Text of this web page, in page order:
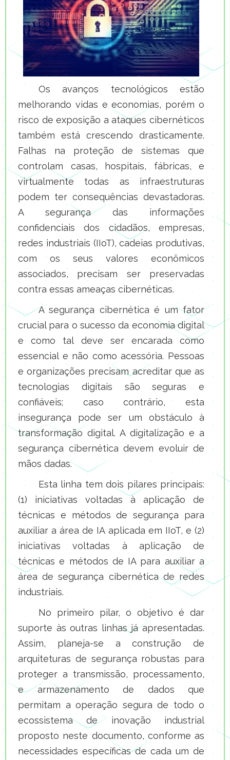
Os avanços tecnológicos estão
melhorando vidas e economias, porém o
risco de exposição a ataques cibernéticos
também está crescendo drasticamente.
Falhas na proteção de sistemas que
controlam casas, hospitais, fábricas, e
virtualmente todas as infraestruturas
podem ter consequências devastadoras.
A segurança das informações
confidenciais dos cidadãos, empresas,
redes industriais (IIoT), cadeias produtivas,
com os seus valores econômicos
associados, precisam ser preservadas
contra essas ameaças cibernéticas.
A segurança cibernética é um fator
crucial para o sucesso da economia digital
e como tal deve ser encarada como
essencial e não como acessória. Pessoas
e organizações precisam acreditar que as
tecnologias digitais são seguras e
confiáveis; caso contrário, esta
insegurança pode ser um obstáculo à
transformação digital. A digitalização e a
segurança cibernética devem evoluir de
mãos dadas.
Esta linha tem dois pilares principais:
(1) iniciativas voltadas à aplicação de
técnicas e métodos de segurança para
auxiliar a área de IA aplicada em IIoT, e (2)
iniciativas voltadas à aplicação de
técnicas e métodos de IA para auxiliar a
área de segurança cibernética de redes
industriais.
No primeiro pilar, o objetivo é dar
suporte às outras linhas já apresentadas.
Assim, planeja-se a construção de
arquiteturas de segurança robustas para
proteger a transmissão, processamento,
e armazenamento de dados que
permitam a operação segura de todo o
ecossistema de inovação industrial
proposto neste documento, conforme as
necessidades específicas de cada um de